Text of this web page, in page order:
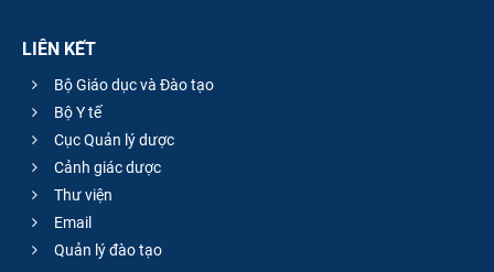
LIÊN KẾT
Bộ Giáo dục và Đào tạo
Bộ Y tế
Cục Quản lý dược
Cảnh giác dược
Thư viện
Email
Quản lý đào tạo